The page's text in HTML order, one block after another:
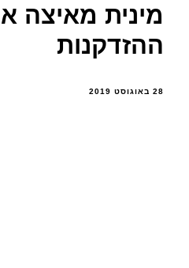
מינית מאיצה
ההזדקנות
28 באוגוסט 2019